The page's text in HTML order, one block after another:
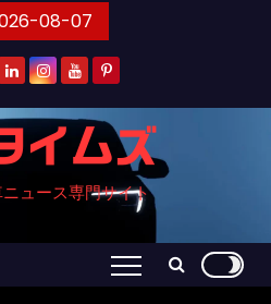
08-07
イムズ
ュース専門サイト